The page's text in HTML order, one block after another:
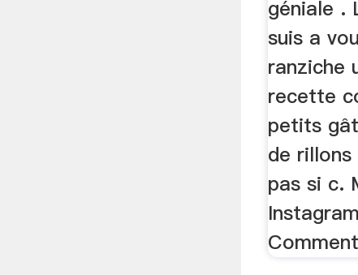
géniale .
suis a
ranziche
recette
petits
de
pas si c.